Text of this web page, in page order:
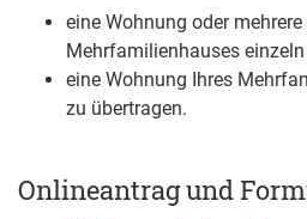
eine Wohnung oder
Mehrfamilienhauses
eine Wohnung Ihres
zu übertragen.
Onlineantrag und